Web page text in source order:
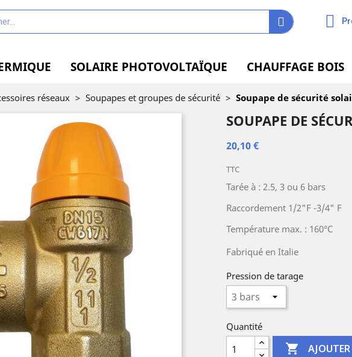
SOLAIRE PHOTOVOLTAÏQUE CHAUFFAGE BOIS
réseaux > Soupapes et groupes de sécurité > Soupape de sécurité
SOUPAPE DE
20,10 €
TTC
Tarée à : 2.5, 3 ou 6 bars
Raccordement 1/2"F -3/4" F
Température max. : 160°C
Fabriqué en Italie
Pression de tarage
Quantité
